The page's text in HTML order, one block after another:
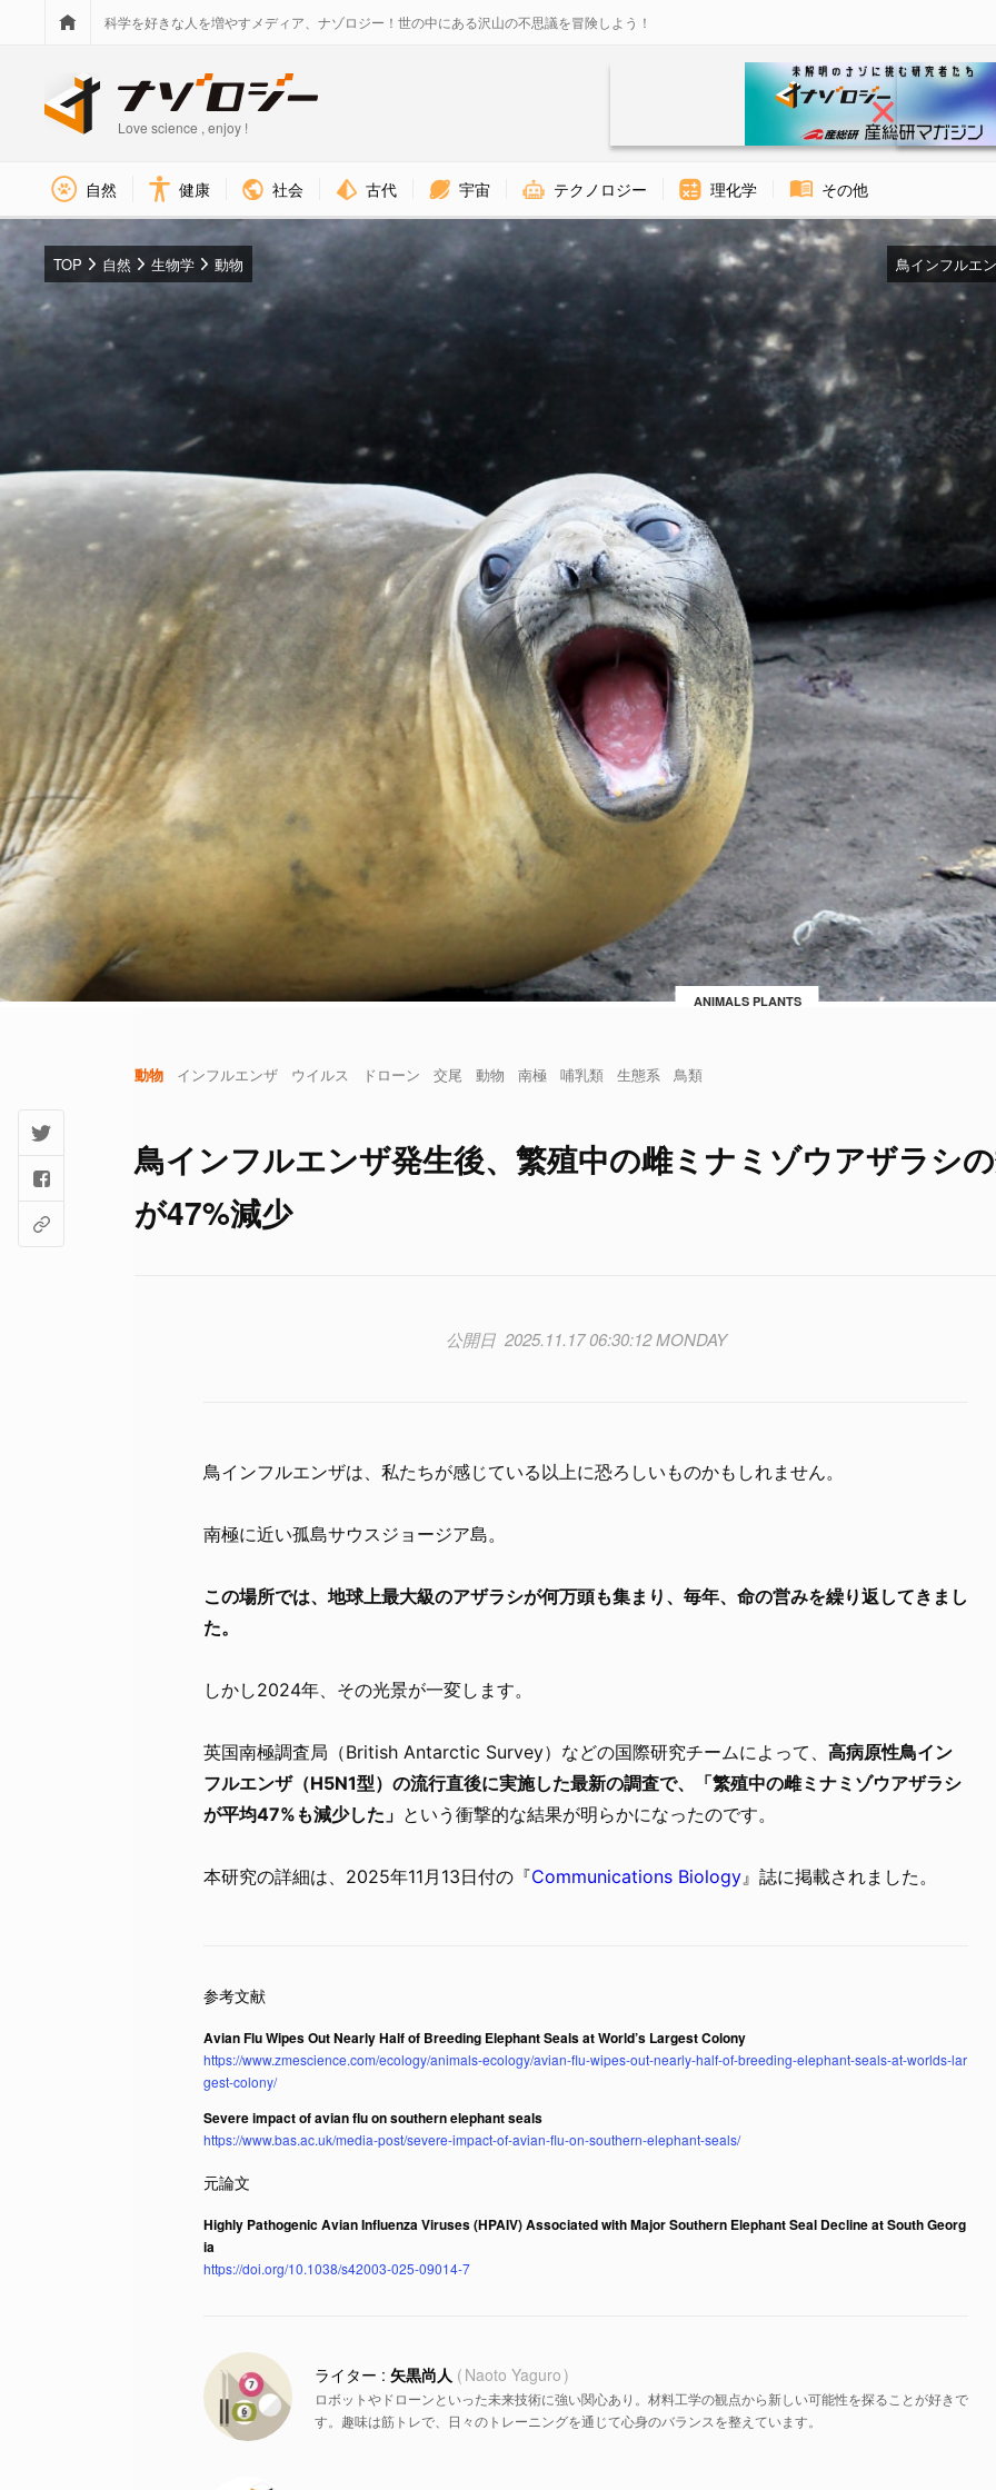
科学を好きな人を増やすメディア、ナゾロジー！世の中にある沢山の不思議を冒険しよう！
Love science , enjoy !
自然 健康 社会 古代 宇宙 テクノロジー 理化学 その他
鳥インフルエ
ANIMALS PLANTS
TOP 自然 生物学 動物
動物 インフルエンザ ウイルス ドローン 交尾 動物 南極 哺乳類 生態系 鳥類
鳥インフルエンザ発生後、繁殖中の雌ミナミゾウアザラシ
が47%減少
2025.11.17 06:30:12 MONDAY
鳥インフルエンザは、私たちが感じている以上に恐ろしいものかもしれません。
南極に近い孤島サウスジョージア島。
この場所では、地球上最大級のアザラシが何万頭も集まり、毎年、命の営みを繰り返してきまし
た。
しかし2024年、その光景が一変します。
英国南極調査局（British Antarctic Survey）などの国際研究チームによって、 高病原性鳥イン
フルエンザ（H5N1型）の流行直後に実施した最新の調査で、「繁殖中の雌ミナミゾウアザラシ
が平均47%も減少した」 という衝撃的な結果が明らかになったのです。
本研究の詳細は、2025年11月13日付の『Communications Biology 』誌に掲載されました。
Avian Flu Wipes Out Nearly Half of Breeding Elephant Seals at World’s Largest Colony
https://www.zmescience.com/ecology/animals-ecology/avian-flu-wipes-out-nearly-half-of-breeding-elephant-seals-at-worlds-lar
gest-colony/
Severe impact of avian flu on southern elephant seals
https://www.bas.ac.uk/media-post/severe-impact-of-avian-flu-on-southern-elephant-seals/
Highly Pathogenic Avian Influenza Viruses (HPAIV) Associated with Major Southern Elephant Seal Decline at South Georg
ia
https://doi.org/10.1038/s42003-025-09014-7
矢黒尚人 Naoto Yaguro
ロボットやドローンといった未来技術に強い関心あり。材料工学の観点から新しい可能性を探ることが好きで
す。趣味は筋トレで、日々のトレーニングを通じて心身のバランスを整えています。